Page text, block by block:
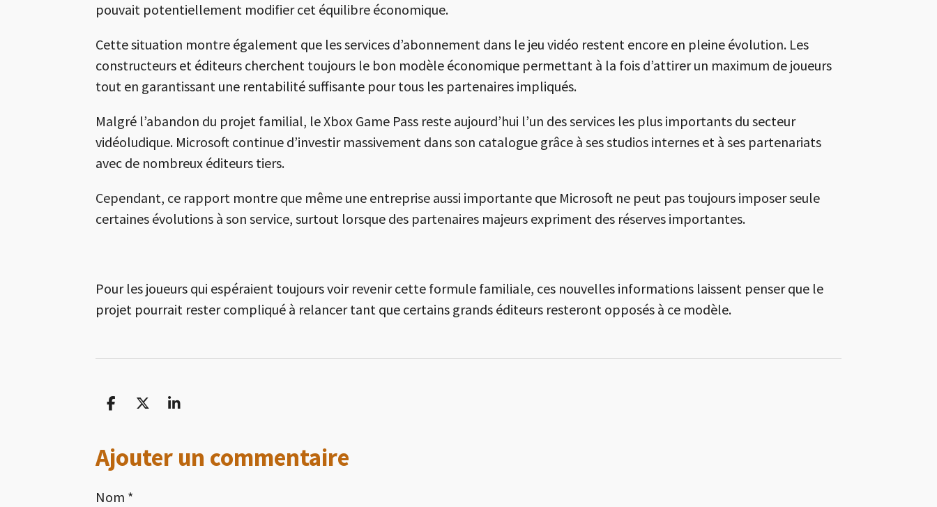
pouvait potentiellement modifier cet équilibre économique.
Cette situation montre également que les services d’abonnement dans le jeu vidéo restent encore en pleine évolution. Les
constructeurs et éditeurs cherchent toujours le bon modèle économique permettant à la fois d’attirer un maximum de joueurs
tout en garantissant une rentabilité suffisante pour tous les partenaires impliqués.
Malgré l’abandon du projet familial, le Xbox Game Pass reste aujourd’hui l’un des services les plus importants du secteur
vidéoludique. Microsoft continue d’investir massivement dans son catalogue grâce à ses studios internes et à ses partenariats
avec de nombreux éditeurs tiers.
Cependant, ce rapport montre que même une entreprise aussi importante que Microsoft ne peut pas toujours imposer seule
certaines évolutions à son service, surtout lorsque des partenaires majeurs expriment des réserves importantes.
Pour les joueurs qui espéraient toujours voir revenir cette formule familiale, ces nouvelles informations laissent penser que le
projet pourrait rester compliqué à relancer tant que certains grands éditeurs resteront opposés à ce modèle.
P
t
a
e
P
t
a
P
Ajouter un commentaire
Nom *